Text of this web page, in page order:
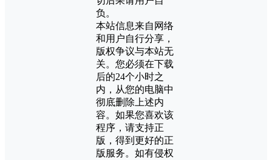
负。
本站信息来自网络
和用户自行分享，
版权争议与本站无
关。您必须在下载
后的24个小时之
内，从您的电脑中
彻底删除上述内
容。如果您喜欢该
程序，请支持正
版，得到更好的正
版服务。如有侵权